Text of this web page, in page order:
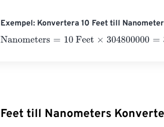
Exempel: Konvertera 10 Feet till
Nanometers= 10 Feet×304800000=
Feet till Nanometers